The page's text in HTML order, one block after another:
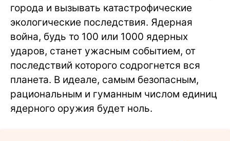
города и вызывать катастрофические
экологические последствия. Ядерная
война, будь то 100 или 1000 ядерных
ударов, станет ужасным событием, от
последствий которого содрогнется вся
планета. В идеале, самым безопасным,
рациональным и гуманным числом единиц
ядерного оружия будет ноль.